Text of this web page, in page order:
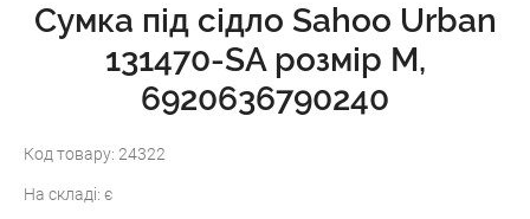
Сумка під сідло Sahoo Urban
131470-SA розмір M,
6920636790240
Код товару: 24322
На складі: є